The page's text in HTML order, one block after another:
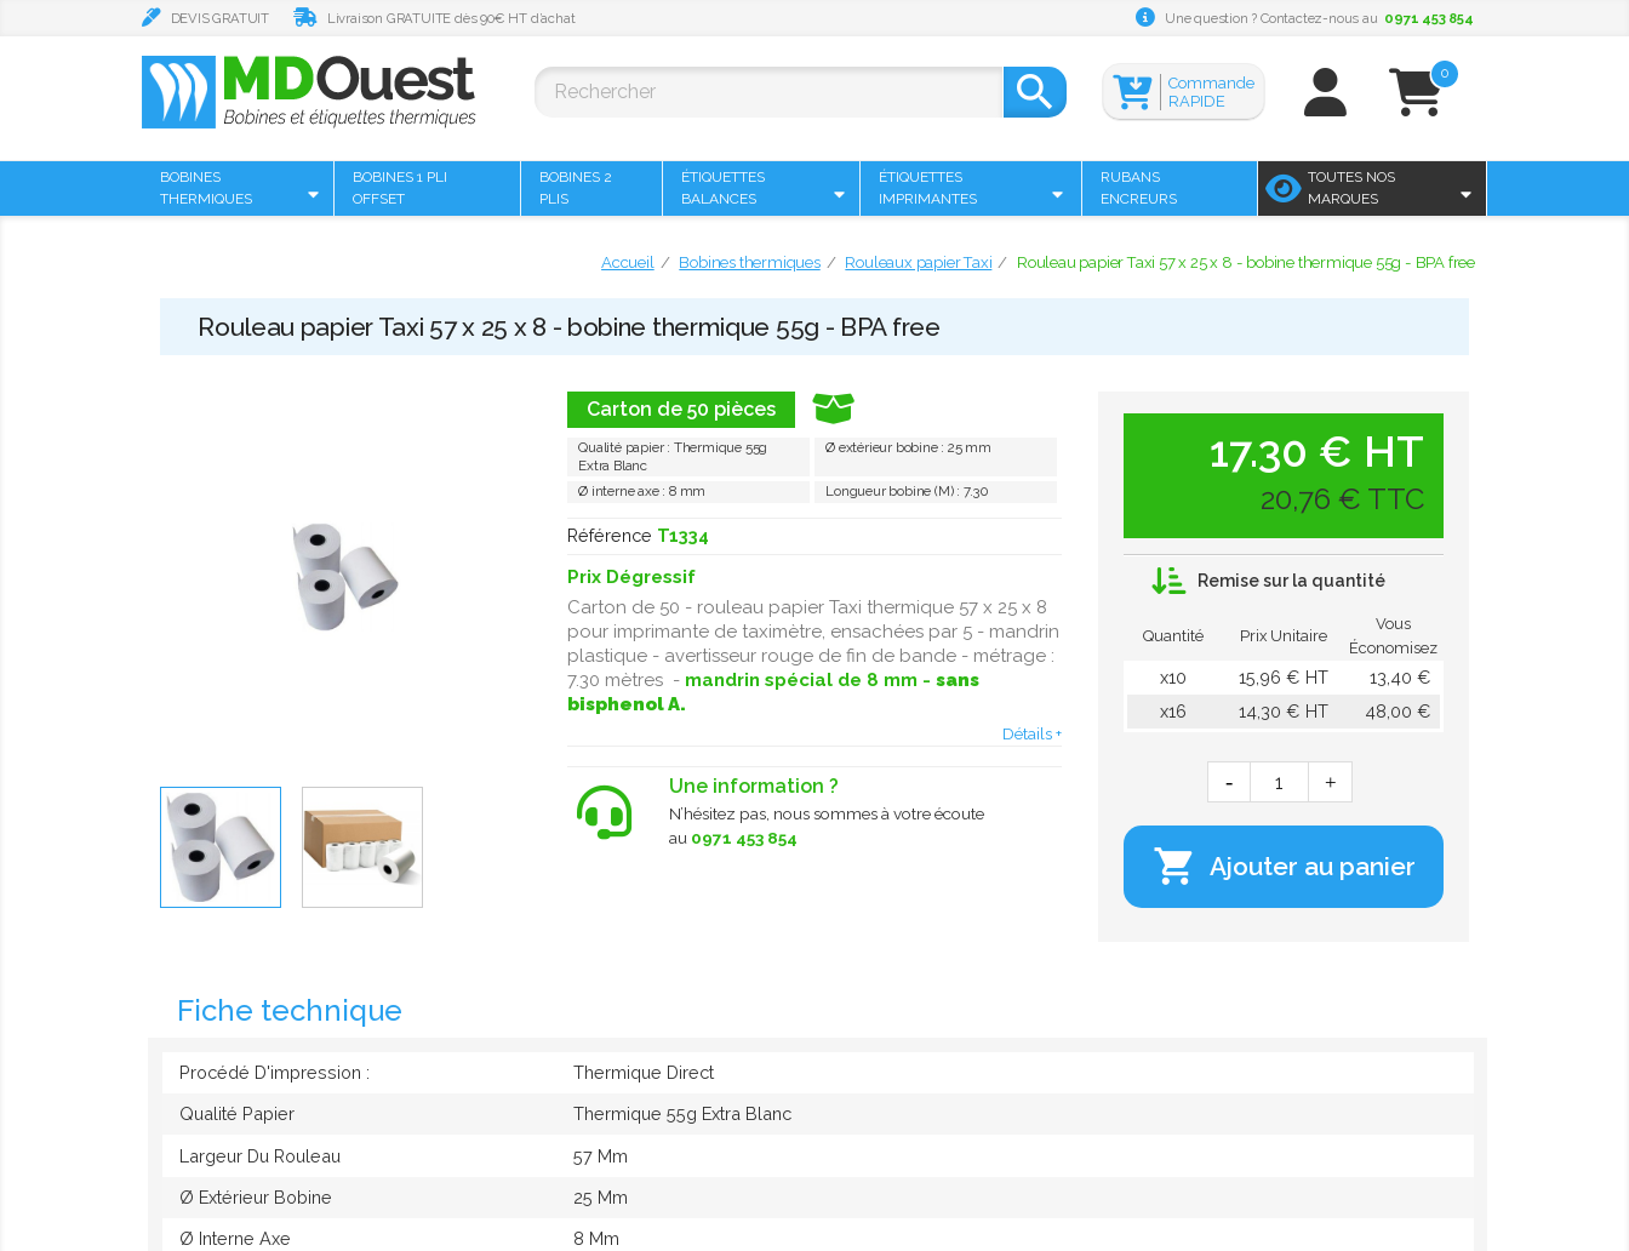
DEVIS GRATUIT Livraison GRATUITE dès 90€ HT d’achat Une question ? Contactez-nous au 0971 453 854
 0
Commande
RAPIDE
BOBINES
THERMIQUES
BOBINES 1 PLI
OFFSET
BOBINES 2
PLIS
ÉTIQUETTES
BALANCES
ÉTIQUETTES
IMPRIMANTES
RUBANS
ENCREURS
TOUTES NOS
MARQUES
Accueil Bobines thermiques Rouleaux papier Taxi Rouleau papier Taxi 57 x 25 x 8 - bobine thermique 55g - BPA free
Rouleau papier Taxi 57 x 25 x 8 - bobine thermique 55g - BPA free
Carton de 50 pièces
Qualité papier : Thermique 55g
Extra Blanc
Ø extérieur bobine : 25 mm
Ø interne axe : 8 mm Longueur bobine (M) : 7.30
Référence T1334
Prix Dégressif
Carton de 50 - rouleau papier Taxi thermique 57 x 25 x 8
pour imprimante de taximètre, ensachées par 5 - mandrin
plastique - avertisseur rouge de fin de bande - métrage :
7.30 mètres - mandrin spécial de 8 mm - sans
bisphenol A.
Détails +
Une information ?
N’hésitez pas, nous sommes à votre écoute
au 0971 453 854
17.30 € HT
20,76 € TTC
Remise sur la quantité
Quantité Prix Unitaire
Vous
Économisez
x10 15,96 € HT
13,40 €
x16
14,30 € HT 48,00 €
 Ajouter au panier
Fiche technique
Procédé D'impression : Thermique Direct
Qualité Papier Thermique 55g Extra Blanc
Largeur Du Rouleau 57 Mm
Ø Extérieur Bobine 25 Mm
Ø Interne Axe 8 Mm